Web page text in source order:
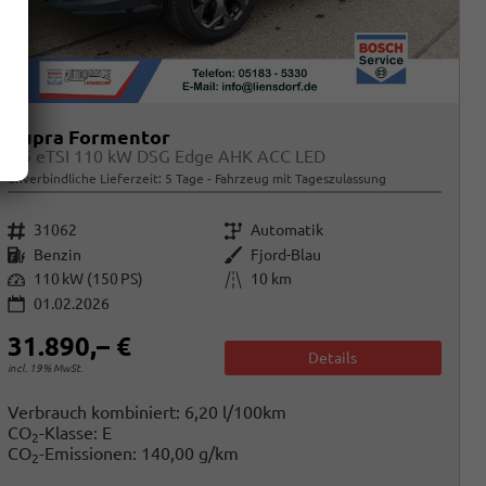
Cupra Formentor
1.5 eTSI 110 kW DSG Edge AHK ACC LED
unverbindliche Lieferzeit: 5 Tage Fahrzeug mit Tageszulassung
Fahrzeugnr. 31062 Getriebe Automatik
Kraftstoff Benzin Außenfarbe Fjord-Blau
Leistung 110 kW (150 PS) Kilometerstand
10 km
01.02.2026
31.890,– €
incl. 19% MwSt.
Details
Verbrauch kombiniert: 6,20 l/100km
CO2-Klasse: E
CO2-Emissionen: 140,00 g/km